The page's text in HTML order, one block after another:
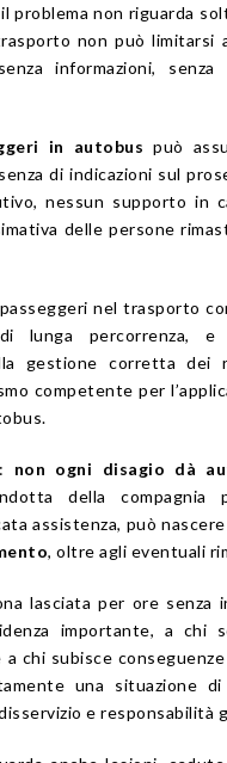
problema non riguarda
non può limitarsi
informazioni,
in autobus può
di indicazioni sul
nessun supporto in
delle persone
nel trasporto
lunga percorrenza,
gestione corretta
competente per
non ogni disagio dà
della compagnia
assistenza, può
, oltre agli eventuali
lasciata per ore senza
importante, a chi
chi subisce
una situazione
e responsabilità